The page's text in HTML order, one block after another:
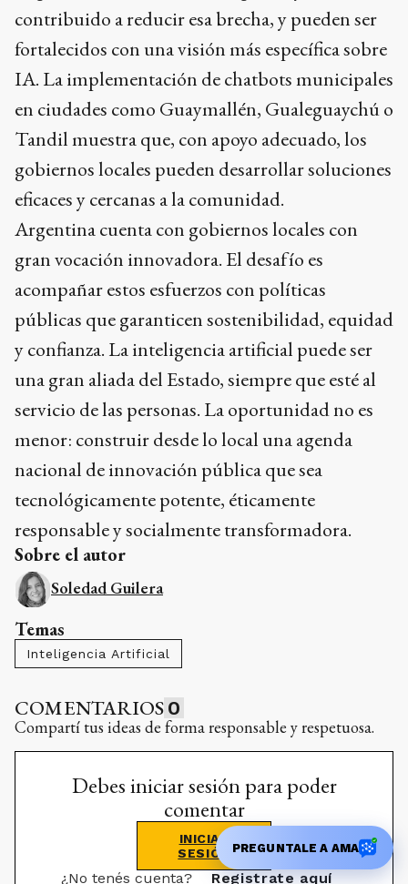
contribuido a reducir esa brecha, y pueden ser
fortalecidos con una visión más específica sobre
IA. La implementación de chatbots municipales
en ciudades como Guaymallén, Gualeguaychú o
Tandil muestra que, con apoyo adecuado, los
gobiernos locales pueden desarrollar soluciones
eficaces y cercanas a la comunidad.
Argentina cuenta con gobiernos locales con
gran vocación innovadora. El desafío es
acompañar estos esfuerzos con políticas
públicas que garanticen sostenibilidad, equidad
y confianza. La inteligencia artificial puede ser
una gran aliada del Estado, siempre que esté al
servicio de las personas. La oportunidad no es
menor: construir desde lo local una agenda
nacional de innovación pública que sea
tecnológicamente potente, éticamente
responsable y socialmente transformadora.
Sobre el autor
Soledad Guilera
Temas
Inteligencia Artificial
COMENTARIOS 0
Compartí tus ideas de forma responsable y respetuosa.
Debes iniciar sesión para poder
comentar
INICIAR
SESIÓN
¿No tenés cuenta? Registrate aquí
PREGUNTALE A AMA